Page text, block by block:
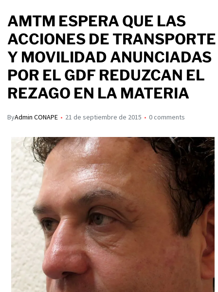
AMTM ESPERA QUE LAS
ACCIONES DE TRANSPORTE
Y MOVILIDAD ANUNCIADAS
POR EL GDF REDUZCAN EL
REZAGO EN LA MATERIA
ByAdmin CONAPE 21 de septiembre de 2015 0 comments